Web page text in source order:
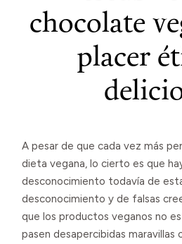
chocolate
placer
A pesar de que cada vez más
dieta vegana, lo cierto es que
desconocimiento todavía de
desconocimiento y de falsas
que los productos veganos no
pasen desapercibidas maravillas